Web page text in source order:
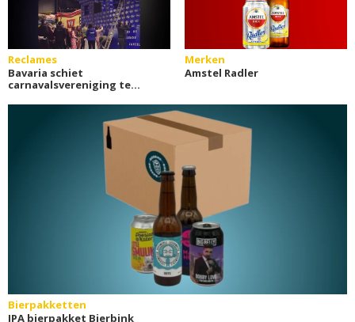
Reclames
Bavaria schiet
carnavalsvereniging te
Merken
Amstel Radler
Bierpakketten
IPA bierpakket Bierbink